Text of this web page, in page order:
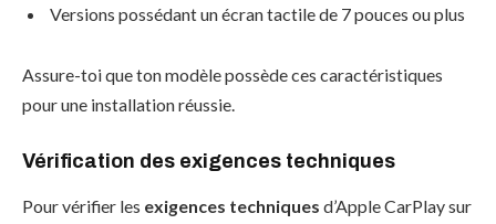
Versions possédant un écran tactile de 7 pouces ou plus
Assure-toi que ton modèle possède ces caractéristiques
pour une installation réussie.
Vérification des exigences techniques
Pour vérifier les exigences techniques d’Apple CarPlay sur